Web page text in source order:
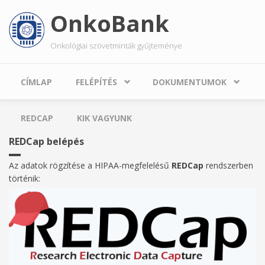
tartalomra
OnkoBank
Onkológiai szövetminták gyűjteménye
CÍMLAP FELÉPÍTÉS DOKUMENTUMOK
REDCAP KIK VAGYUNK
REDCap belépés
Az adatok rögzítése a HIPAA-megfelelésű REDCap rendszerben
történik: